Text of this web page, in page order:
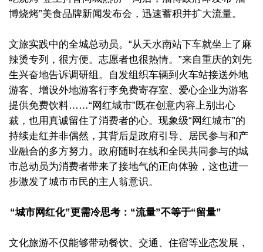
博烧烤”美食品牌新闻发布会，迅速蓄积并扩大流量。
文旅实践中的全城总动员。“从天水南站下车就坐上了麻
辣烫专列，很方便。志愿者也很热情。”来自重庆的刘先
生兴奋地告诉调研组。自发组织车辆到火车站接送外地
游客、增设外地游客行李免费寄存室、爱心企业为游客
提供免费饮料……“网红城市”既在创意内容上别出心
裁，也用真诚留住了消费者的心。现象级“网红城市”的
持续走红并非偶然，其背后是政府引导、居民参与和产
业融合的多方努力。政府随时在线和全民共同参与的城
市总动员为消费者带来了接地气的正向体验，这也进一
步激发了城市市民的主人翁意识。
“城市网红化”更需冷思考：“流量”不等于“留量”
文化旅游不仅能够带动餐饮、交通、住宿等业态发展，